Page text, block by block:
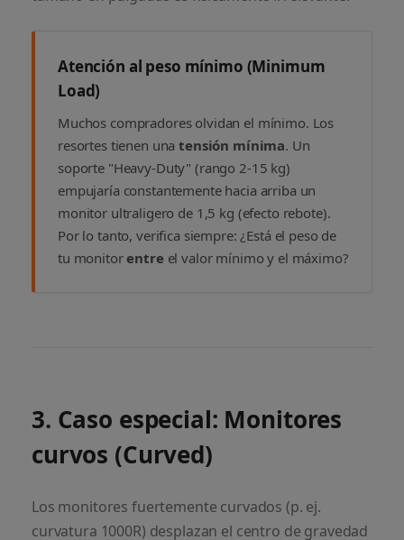
Atención al peso mínimo (Minimum
Load)
Muchos compradores olvidan el mínimo. Los
resortes tienen unatensión mínima. Un
soporte "Heavy-Duty" (rango 2-15 kg)
empujaría constantemente hacia arriba un
monitor ultraligero de 1,5 kg (efecto rebote).
Por lo tanto, verifica siempre: ¿Está el peso de
tu monitorentre el valor mínimo y el máximo?
3. Caso especial: Monitores
curvos (Curved)
Los monitores fuertemente curvados (p. ej.
curvatura 1000R) desplazan el centro de gravedad